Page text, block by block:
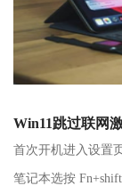
Win11跳过联网
首次开机进入设置
笔记本选按